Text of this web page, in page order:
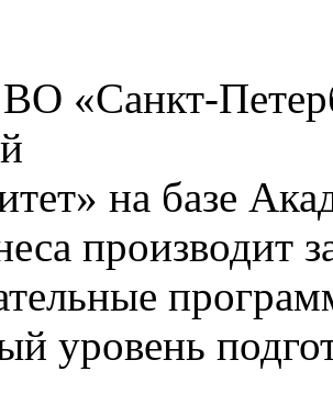
«Санкт-
на базе
производит
уровень